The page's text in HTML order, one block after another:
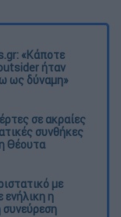
«Κάποτε
ήταν
ως δύναμη»
σε ακραίες
συνθήκες
Θέουτα
με
ενήλικη η
συνεύρεση